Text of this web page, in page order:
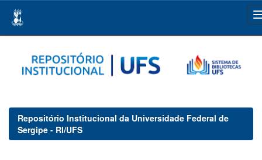
navigation
Repositório Institucional da Universidade Federal de
Sergipe - RI/UFS